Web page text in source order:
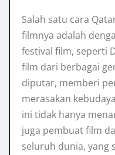
Salah satu cara
filmnya adalah
festival film, seperti
film dari berbagai
diputar, memberi
merasakan
ini tidak hanya
juga pembuat film
seluruh dunia, yang